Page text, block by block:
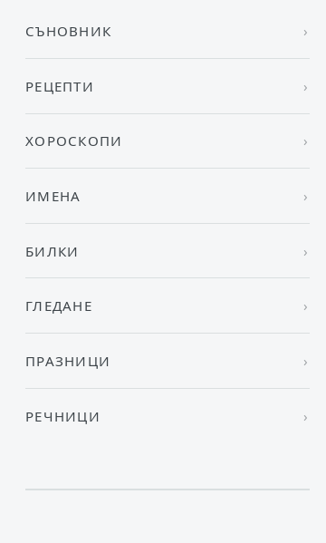
СЪНОВНИК
РЕЦЕПТИ
ХОРОСКОПИ
ИМЕНА
БИЛКИ
ГЛЕДАНЕ
ПРАЗНИЦИ
РЕЧНИЦИ